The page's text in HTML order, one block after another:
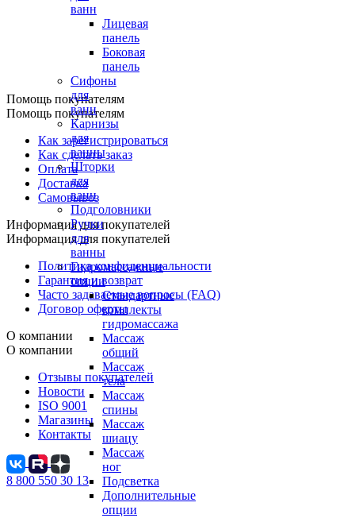
ванн
Лицевая
панель
Боковая
панель
Сифоны
для
ванн
Карнизы
для
ванны
Шторки
для
ванн
Подголовники
Ручки
для
ванны
Гидромассажные
опции
Стандартные
комплекты
гидромассажа
Массаж
общий
Массаж
тела
Массаж
спины
Массаж
шиацу
Массаж
ног
Подсветка
Дополнительные
опции
Помощь покупателям
Помощь покупателям
Как зарегистрироваться
Как сделать заказ
Оплата
Доставка
Самовывоз
Информация для покупателей
Информация для покупателей
Политика конфиденциальности
Гарантия и возврат
Часто задаваемые вопросы (FAQ)
Договор оферты
О компании
О компании
Отзывы покупателей
Новости
ISO 9001
Магазины
Контакты
8 800 550 30 13